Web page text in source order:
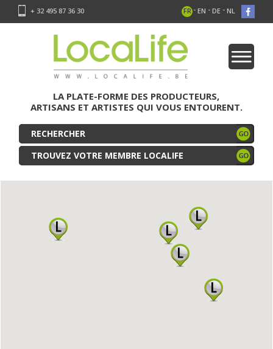
+ 32 495 87 36 30 FR - EN - DE - NL
LA PLATE-FORME DES PRODUCTEURS,
ARTISANS ET ARTISTES QUI VOUS ENTOURENT.
TROUVEZ VOTRE MEMBRE LOCALIFE